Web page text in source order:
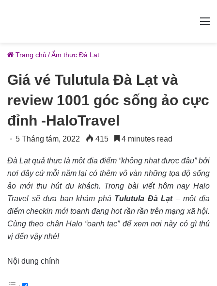
Trang chủ /Ẩm thực Đà Lạt
Giá vé Tulutula Đà Lạt và
review 1001 góc sống ảo cực
đỉnh -HaloTravel
5 Tháng tám, 2022 415 4 minutes read
Đà Lạt quả thực là một địa điểm “không nhạt được đâu” bởi
nơi đây cứ mỗi năm lại có thêm vô vàn những tọa độ sống
ảo mới thu hút du khách. Trong bài viết hôm nay Halo
Travel sẽ đưa bạn khám phá Tulutula Đà Lạt– một địa
điểm checkin mới toanh đang hot rần rần trên mạng xã hội.
Cùng theo chân Halo “oanh tạc” để xem nơi này có gì thú
vị đến vậy nhé!
Nội dung chính